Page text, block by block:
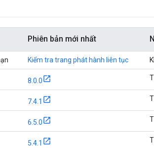
Phiên bản mới nhất
Kiểm tra trang phát hành liên tục
8.0.0
7.4.1
6.5.0
5.4.1